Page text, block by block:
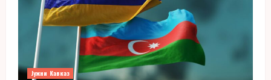
Јужни Кавказ